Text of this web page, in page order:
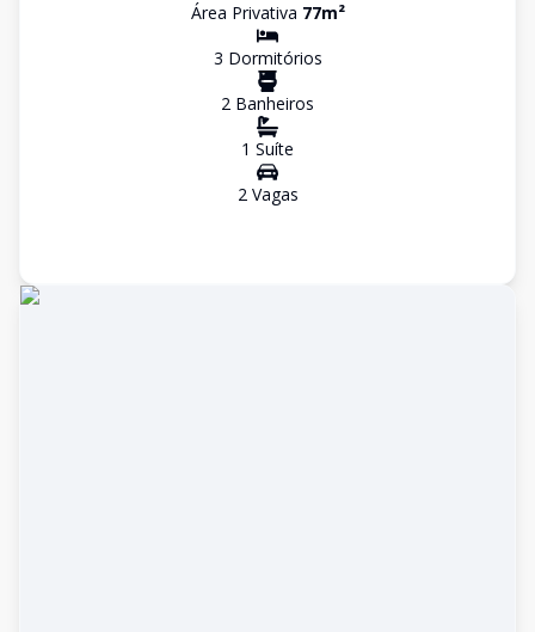
Área Privativa 77m²
3 Dormitórios
2 Banheiros
1 Suíte
2Vagas